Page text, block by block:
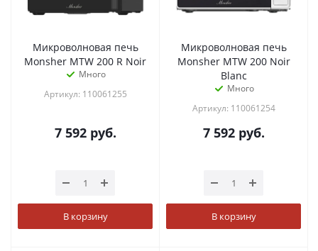
Микроволновая печь
Monsher MTW 200 R Noir
Много
Артикул: 110061255
7 592руб.
В корзину
Микроволновая печь
Monsher MTW 200 Noir
Blanc
Много
Артикул: 110061254
7 592руб.
В корзину